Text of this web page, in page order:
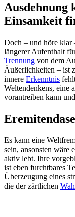
Ausdehnung
Einsamkeit
Doch – und höre klar
längerer Aufenthalt
Trennung von dem
Äußerlichkeiten – ist
innere Erkenntnis
Weltendenkens, eine
vorantreiben kann
Es kann eine
sein, ansonsten wäre
aktiv lebt. Ihre
ist eben furchtbares
Überzeugung eines
die der zärtlichen